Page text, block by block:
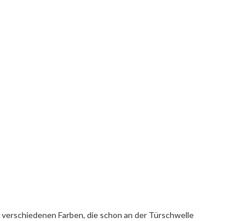
Farben, die schon an der Türschwelle